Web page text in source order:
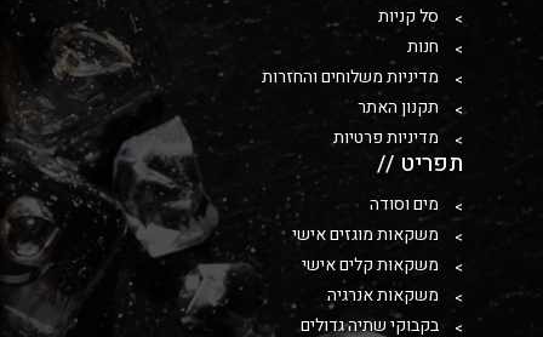
סל קניות
חנות
מדיניות משלוחים והחזרות
תקנון האתר
מדיניות פרטיות
תפריט //
מים וסודה
משקאות מוגזים אישי
משקאות קלים אישי
משקאות אנרגיה
בקבוקי שתיה גדולים